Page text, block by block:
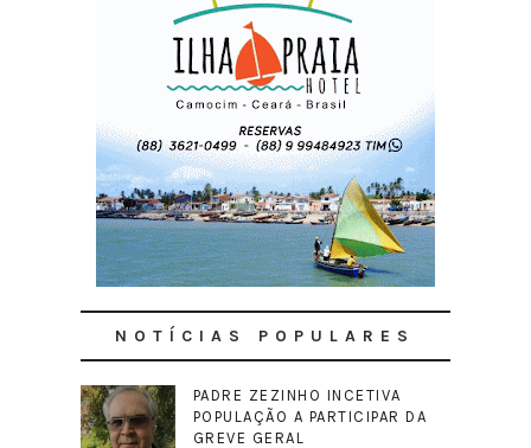
NOTÍCIAS POPULARES
PADRE ZEZINHO INCETIVA
POPULAÇÃO A PARTICIPAR DA
GREVE GERAL